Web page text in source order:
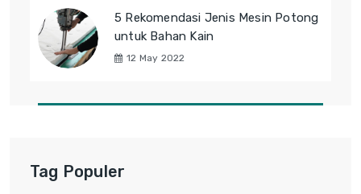
5 Rekomendasi Jenis Mesin Potong
untuk Bahan Kain
12 May 2022
Tag Populer